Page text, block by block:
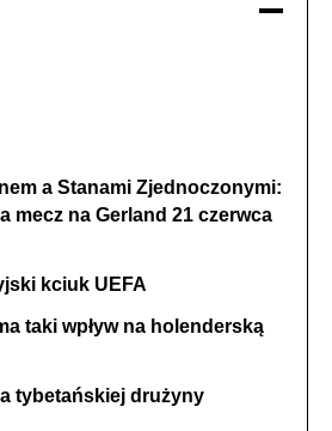
a Stanami Zjednoczonymi:
mecz na Gerland 21 czerwca
kciuk UEFA
taki wpływ na holenderską
tybetańskiej drużyny